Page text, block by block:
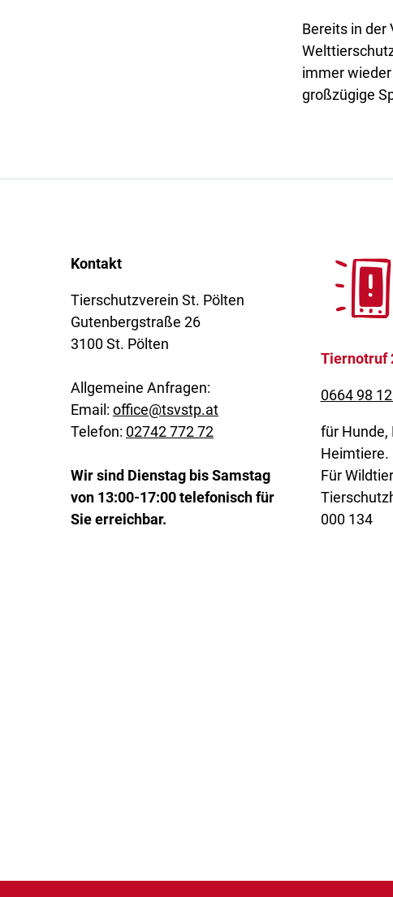
Bereits in der
immer
großzügige
Kontakt
Tierschutzverein St. Pölten
Gutenbergstraße 26
3100 St. Pölten
Allgemeine Anfragen:
Email: office@tsvstp.at
Telefon: 02742 772 72
Wir sind Dienstag bis Samstag
von 13:00-17:00 telefonisch für
Sie erreichbar.
Tiernotruf
0664 98
für Hunde,
Heimtiere.
Für
000 134